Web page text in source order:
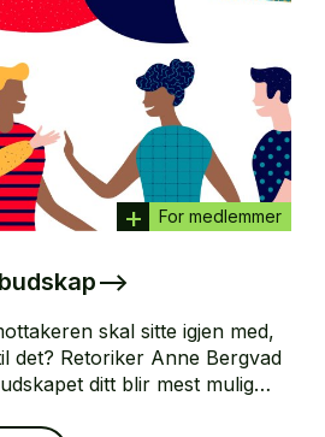
For medlemmer
–>
skal sitte igjen med,
det? Retoriker Anne Bergvad
ditt blir mest mulig